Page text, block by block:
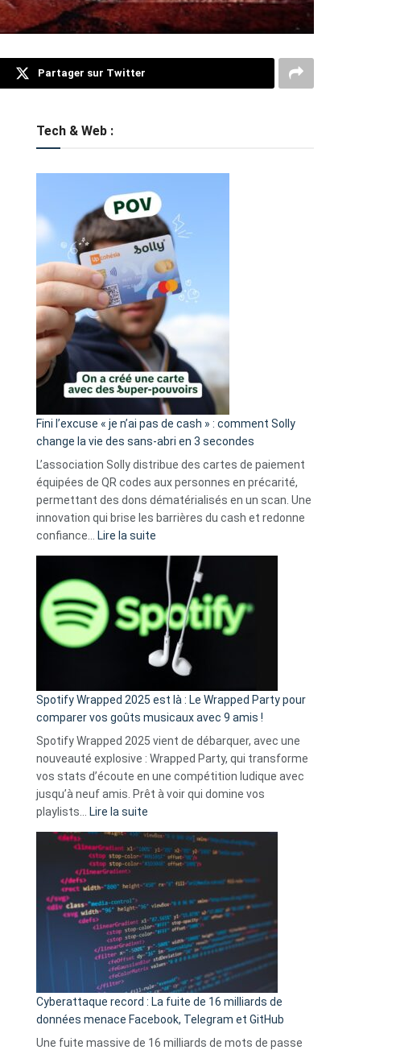
Partager sur Twitter
Tech & Web :
Fini l’excuse « je n’ai pas de cash » : comment Solly
change la vie des sans-abri en 3 secondes
L’association Solly distribue des cartes de paiement
équipées de QR codes aux personnes en précarité,
permettant des dons dématérialisés en un scan. Une
innovation qui brise les barrières du cash et redonne
confiance…
Lire la suite
l’excuse
je
n’ai
pas
de
cash
»
Solly
change
la
vie
sans-
abri
en
3
secondes
Spotify Wrapped 2025 est là : Le Wrapped Party pour
comparer vos goûts musicaux avec 9 amis !
Spotify Wrapped 2025 vient de débarquer, avec une
nouveauté explosive : Wrapped Party, qui transforme
vos stats d’écoute en une compétition ludique avec
jusqu’à neuf amis. Prêt à voir qui domine vos
playlists…
Lire la suite
Wrapped
2025
est
:
Le
Wrapped
Party
pour
comparer
vos
goûts
Cyberattaque record : La fuite de 16 milliards de
données menace Facebook, Telegram et GitHub
Une fuite massive de 16 milliards de mots de passe